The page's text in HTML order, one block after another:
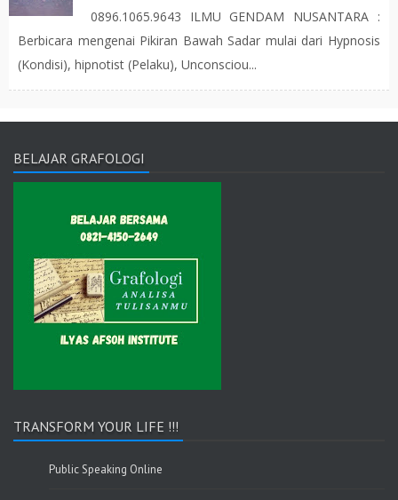
0896.1065.9643 ILMU GENDAM NUSANTARA :
Berbicara mengenai Pikiran Bawah Sadar mulai dari Hypnosis
(Kondisi), hipnotist (Pelaku), Unconsciou...
BELAJAR GRAFOLOGI
TRANSFORM YOUR LIFE !!!
Public Speaking Online